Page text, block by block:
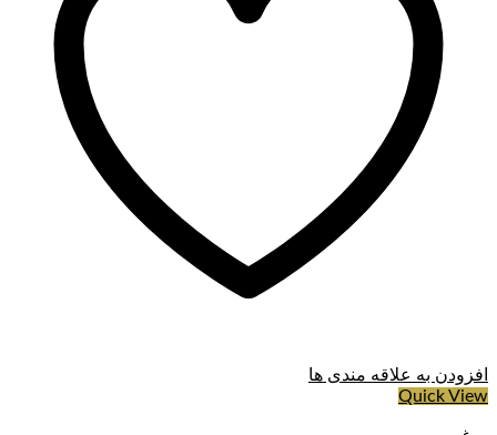
افزودن به علاقه مندی ها
Quick View